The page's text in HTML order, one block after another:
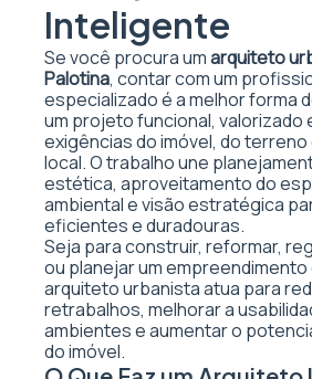
Inteligente
Se você procura umarquiteto
Palotina, contar com um
especializado é a melhor forma
um projeto funcional, valorizado
exigências do imóvel, do terreno
local. O trabalho une
estética, aproveitamento do
ambiental e visão estratégica
eficientes e duradouras.
Seja para construir, reformar,
ou planejar um empreendimento
arquiteto urbanista atua para
retrabalhos, melhorar a
ambientes e aumentar o
do imóvel.